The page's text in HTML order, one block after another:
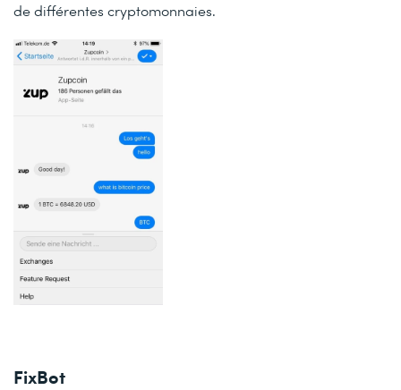
de différentes cryptomonnaies.
FixBot